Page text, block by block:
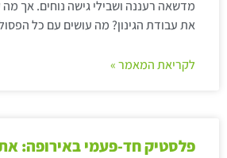
מדשאה רעננה ושבילי גישה נוחים. אך מה
את עבודת הגינון? מה עושים עם כל
לקריאת המאמר »
פלסטיק חד-פעמי באירופה: